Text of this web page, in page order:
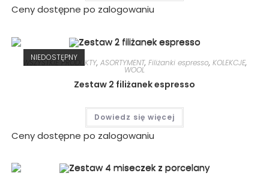
Ceny dostępne po zalogowaniu
NIEDOSTĘPNY
WSZYSTKIE PRODUKTY, ASORTYMENT, Filiżanki espresso, KOLEKCJE,
WOOL
Zestaw 2 filiżanek espresso
Dowiedz się więcej
Ceny dostępne po zalogowaniu